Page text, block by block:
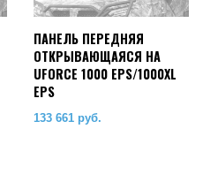
ПАНЕЛЬ ПЕРЕДНЯЯ
ОТКРЫВАЮЩАЯСЯ НА
UFORCE 1000 EPS/1000XL
EPS
133 661 руб.